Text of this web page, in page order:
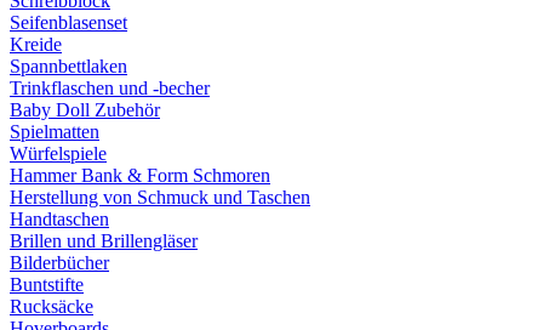
Seifenblasenset
Kreide
Spannbettlaken
Trinkflaschen und -becher
Baby Doll Zubehör
Spielmatten
Würfelspiele
Hammer Bank & Form Schmoren
Herstellung von Schmuck und Taschen
Handtaschen
Brillen und Brillengläser
Bilderbücher
Buntstifte
Rucksäcke